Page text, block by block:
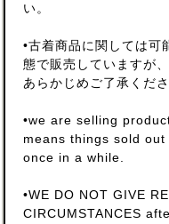
い。
•古着商品に関しては可
態で販売していますが
あらかじめご了承くださ
•we are selling
means things sold
once in a while.
•WE DO NOT GIVE
CIRCUMSTANCES